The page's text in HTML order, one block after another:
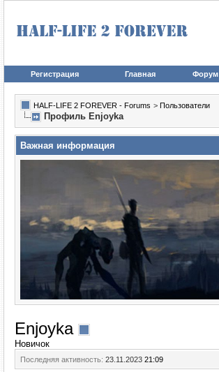
Регистрация Главная Форум
HALF-LIFE 2 FOREVER - Forums > Пользователи
Профиль Enjoyka
Важная информация
Enjoyka
Новичок
Последняя активность: 23.11.2023 21:09